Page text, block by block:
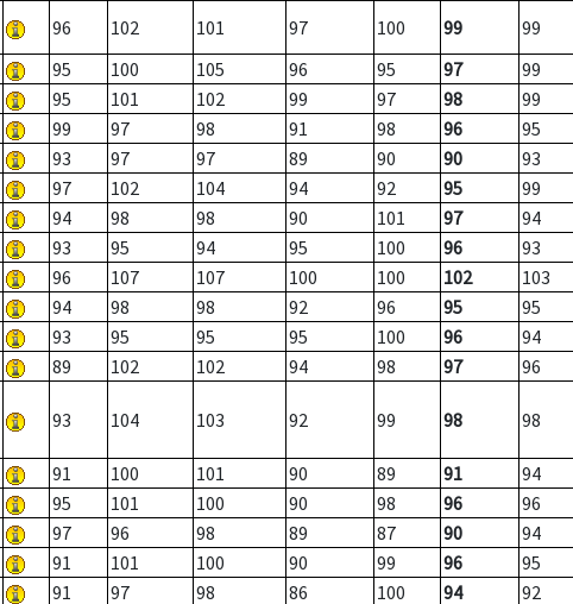
96 102 101 97 100 99
99
95 100 105 96 95 97
99
95 101 102 99 97 98
99
99 97 98 91 98 96
95
93 97 97 89 90 90
93
97 102 104 94 92 95
99
94 98 98 90 101 97
94
93 95 94 95 100 96
93
96 107 107 100 100 102
103
94 98 98 92 96 95
95
93 95 95 95 100 96
94
89 102 102 94 98 97 96
93 104 103 92 99 98 98
91 100 101 90 89 91
94
95 101 100 90 98 96
96
97 96 98 89 87 90
94
91 101 100 90 99 96
95
91 97 98 86 100 94
92